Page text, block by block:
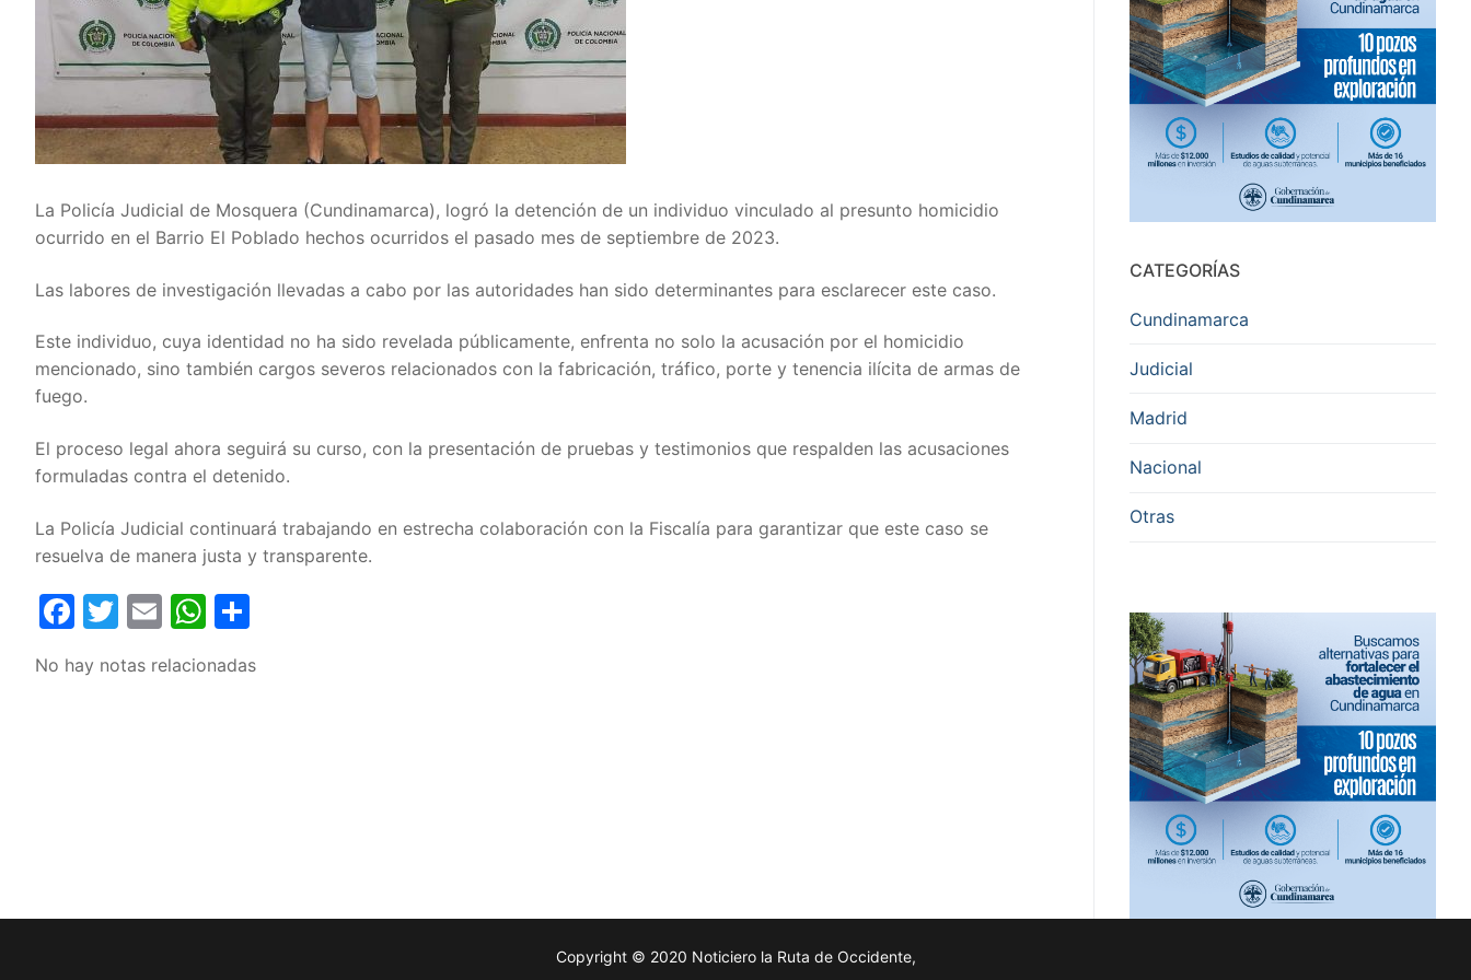
La Policía Judicial de Mosquera (Cundinamarca), logró la detención de un individuo vinculado al presunto homicidio
ocurrido en el Barrio El Poblado hechos ocurridos el pasado mes de septiembre de 2023.
Las labores de investigación llevadas a cabo por las autoridades han sido determinantes para esclarecer este caso.
Este individuo, cuya identidad no ha sido revelada públicamente, enfrenta no solo la acusación por el homicidio
mencionado, sino también cargos severos relacionados con la fabricación, tráfico, porte y tenencia ilícita de armas de
fuego.
El proceso legal ahora seguirá su curso, con la presentación de pruebas y testimonios que respalden las acusaciones
formuladas contra el detenido.
La Policía Judicial continuará trabajando en estrecha colaboración con la Fiscalía para garantizar que este caso se
resuelva de manera justa y transparente.
Facebook
Twitter
EmailWhatsApp
No hay notas relacionadas
CATEGORÍAS
Cundinamarca
Judicial
Madrid
Nacional
Otras
Copyright © 2020 Noticiero la Ruta de Occidente,